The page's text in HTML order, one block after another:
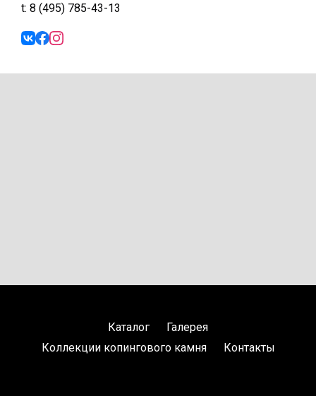
t: 8 (495) 785-43-13
Каталог
Галерея
Коллекции копингового камня
Контакты